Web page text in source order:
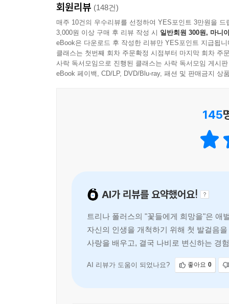
회원리뷰 (148건)
매주 10건의 우수리뷰를 선정하여 YES포인트 3만원을 드
3,000원 이상 구매 후 리뷰 작성 시 일반회원 300원, 마니
eBook은 다운로드 후 작성한 리뷰만 YES포인트 지급됩니
클래스는 첫번째 회차 주문확정 시점부터 마지막 회차 주
사락 독서모임으로 진행된 클래스는 사락 독서모임 게시
eBook 페이백, CD/LP, DVD/Blu-ray, 패션 및 판매금지 상
145
AI가 리뷰를 요약했어요!
트리나 폴러스의 "꽃들에게 희망을"은 애
자신의 인생을 개척하기 위해 첫 발걸음
사랑을 배우고, 결국 나비로 변신하는 경
AI 리뷰가 도움이 되었나요? 좋아요 0